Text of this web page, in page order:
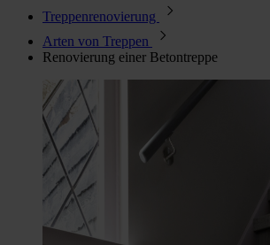
Treppenrenovierung
Arten von Treppen
Renovierung einer Betontreppe